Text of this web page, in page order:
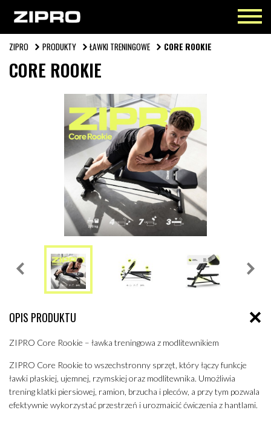
ZIPRO PRODUKTY ŁAWKI TRENINGOWE CORE ROOKIE
CORE ROOKIE
OPIS PRODUKTU
ZIPRO Core Rookie – ławka treningowa z modlitewnikiem
ZIPRO Core Rookie to wszechstronny sprzęt, który łączy funkcje
ławki płaskiej, ujemnej, rzymskiej oraz modlitewnika. Umożliwia
trening klatki piersiowej, ramion, brzucha i pleców, a przy tym pozwala
efektywnie wykorzystać przestrzeń i urozmaicić ćwiczenia z hantlami.